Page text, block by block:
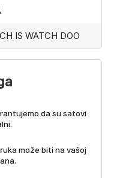
da su satovi
može biti na vašoj
IS WATCH DOO